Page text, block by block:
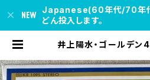
Japanese(60年代/70年
どん投入します。
井上陽水・ゴールデ